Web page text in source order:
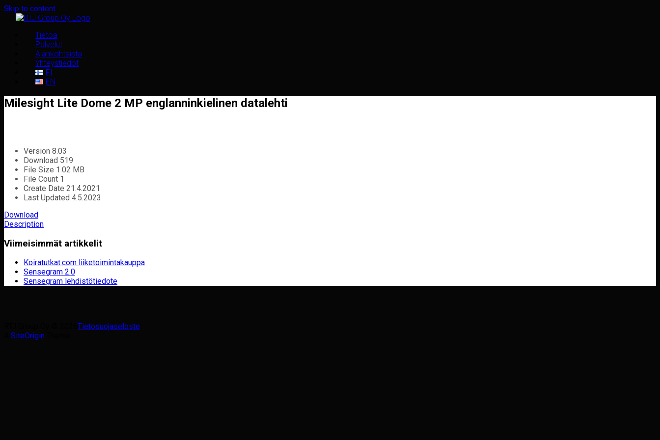
Skip to content
Tietoa
Palvelut
Ajankohtaista
Yhteystiedot
FI
EN
Milesight Lite Dome 2 MP englanninkielinen datalehti
Version 8.03
Download 519
File Size 1.02 MB
File Count 1
Create Date 21.4.2021
Last Updated 4.5.2023
Download
Description
Viimeisimmät artikkelit
Koiratutkat.com liiketoimintakauppa
Sensegram 2.0
Sensegram lehdistötiedote
Tietosuojaseloste
SiteOrigin